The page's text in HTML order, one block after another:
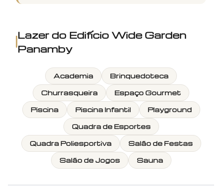
Lazer do Edifício Wide Garden
Panamby
Academia
Brinquedoteca
Churrasqueira
Espaço Gourmet
Piscina
Piscina Infantil
Playground
Quadra de Esportes
Quadra Poliesportiva
Salão de Festas
Salão de Jogos
Sauna